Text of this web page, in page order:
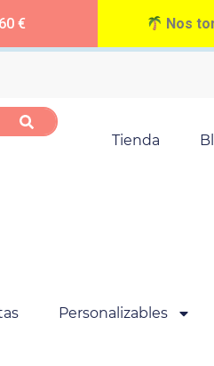
€ Nos
Tienda
Personalizables